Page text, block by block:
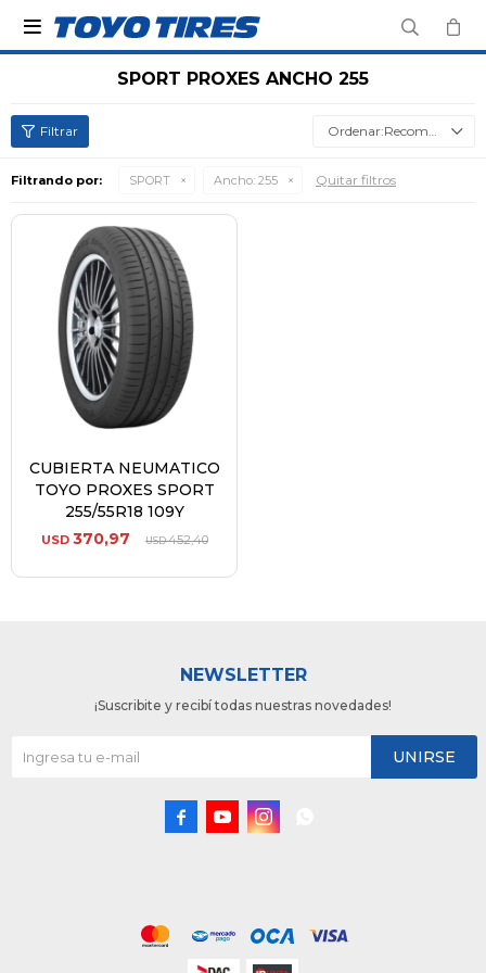

SPORT PROXES ANCHO 255
Recomendados
Filtrando por: SPORT Ancho: 255 Quitar filtros
CUBIERTA NEUMATICO
TOYO PROXES SPORT
255/55R18 109Y
USD 370,97 USD452,40
NEWSLETTER
¡Suscribite y recibí todas nuestras novedades!
UNIRSE
  